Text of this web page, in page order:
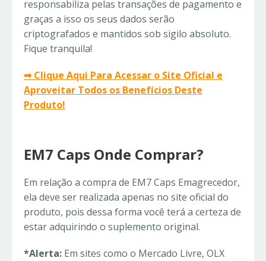
responsabiliza pelas transações de pagamento e
graças a isso os seus dados serão
criptografados e mantidos sob sigilo absoluto.
Fique tranquila!
➡ Clique Aqui Para Acessar o Site Oficial e
Aproveitar Todos os Benefícios Deste
Produto!
EM7 Caps Onde Comprar?
Em relação a compra de EM7 Caps Emagrecedor,
ela deve ser realizada apenas no site oficial do
produto, pois dessa forma você terá a certeza de
estar adquirindo o suplemento original.
*Alerta: Em sites como o Mercado Livre, OLX